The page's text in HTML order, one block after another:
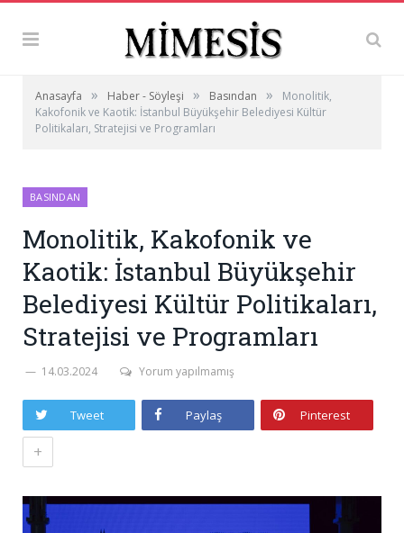
Anasayfa » Haber - Söyleşi » Basından »
Monolitik,
Kakofonik ve Kaotik: İstanbul Büyükşehir Belediyesi Kültür
Politikaları, Stratejisi ve Programları
BASINDAN
Monolitik, Kakofonik ve
Kaotik: İstanbul Büyükşehir
Belediyesi Kültür Politikaları,
Stratejisi ve Programları
14.03.2024 Yorum yapılmamış
Tweet Paylaş Pinterest
+